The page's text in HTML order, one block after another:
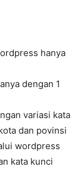
hanya
dengan 1
variasi kata
dan povinsi
wordpress
kata kunci